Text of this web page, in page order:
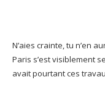
N’aies crainte, tu n’en
Paris s’est visiblement
avait pourtant ces